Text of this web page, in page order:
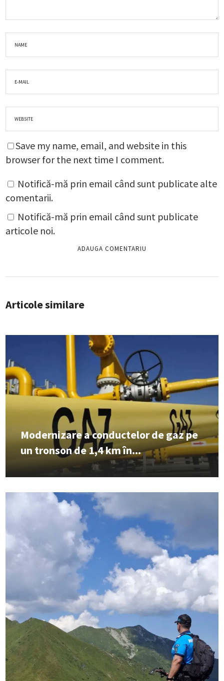
Save my name, email, and website in this
browser for the next time I comment.
Notifică-mă prin email când sunt publicate alte
comentarii.
Notifică-mă prin email când sunt publicate
articole noi.
Articole similare
Modernizare a conductelor de gaz pe
un tronson de 1,4 km în...